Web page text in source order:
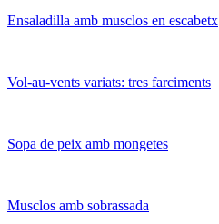
Ensaladilla amb musclos en escabetx
Vol-au-vents variats: tres farciments
Sopa de peix amb mongetes
Musclos amb sobrassada